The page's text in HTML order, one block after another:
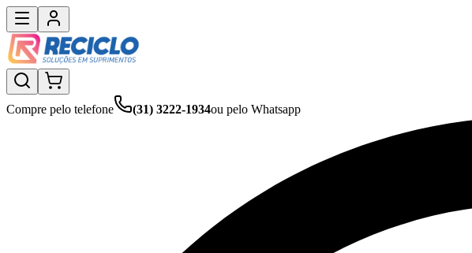
Compre pelo telefone (31) 3222-1934ou pelo Whatsapp